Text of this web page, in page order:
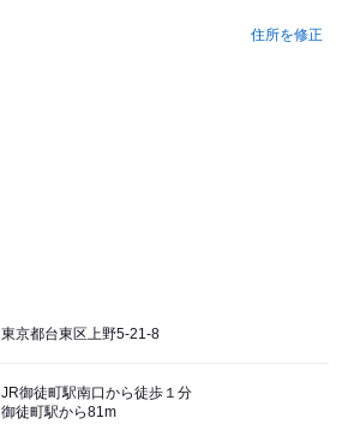
住所を修正
東京都台東区上野5-21-8
JR御徒町駅南口から徒歩１分
御徒町駅から81m